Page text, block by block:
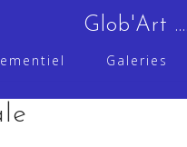
Glob'Art
Galeries